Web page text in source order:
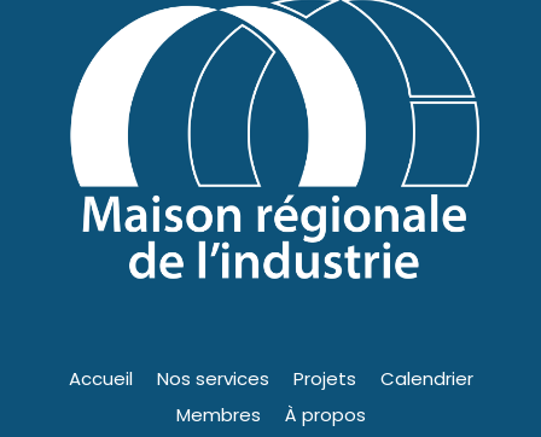
Accueil Nos services Projets
Calendrier
Membres
À propos